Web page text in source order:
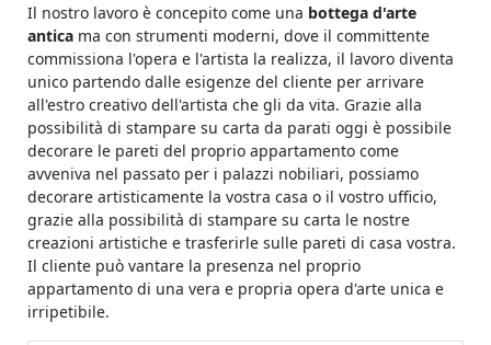
Il nostro lavoro è concepito come una bottega d'arte
antica ma con strumenti moderni, dove il committente
commissiona l'opera e l'artista la realizza, il lavoro diventa
unico partendo dalle esigenze del cliente per arrivare
all'estro creativo dell'artista che gli da vita. Grazie alla
possibilità di stampare su carta da parati oggi è possibile
decorare le pareti del proprio appartamento come
avveniva nel passato per i palazzi nobiliari, possiamo
decorare artisticamente la vostra casa o il vostro ufficio,
grazie alla possibilità di stampare su carta le nostre
creazioni artistiche e trasferirle sulle pareti di casa vostra.
Il cliente può vantare la presenza nel proprio
appartamento di una vera e propria opera d'arte unica e
irripetibile.